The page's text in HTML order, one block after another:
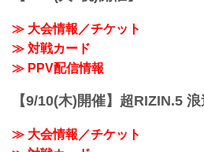
か？！魔裟
≫ 大会情報／チケット
≫ 対戦カード
≫ PPV配信情報
【9/10(木)開催】超RIZIN.5
≫ 大会情報／チケット